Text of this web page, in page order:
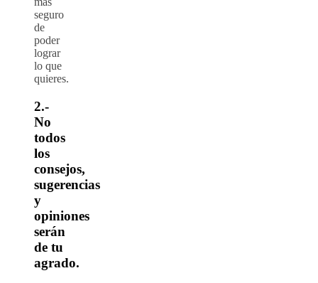
seguro
de
poder
lograr
lo que
quieres.
2.-
No
todos
los
consejos,
sugerencias
y
opiniones
serán
de tu
agrado.